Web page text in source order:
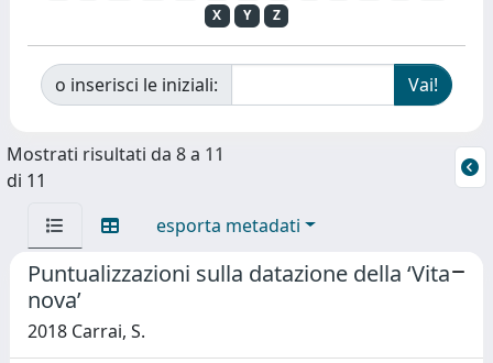
X
Y Z
o inserisci le iniziali:
Mostrati risultati da 8 a 11
di 11
esporta metadati
Puntualizzazioni sulla datazione della ‘Vita
nova’
2018 Carrai, S.